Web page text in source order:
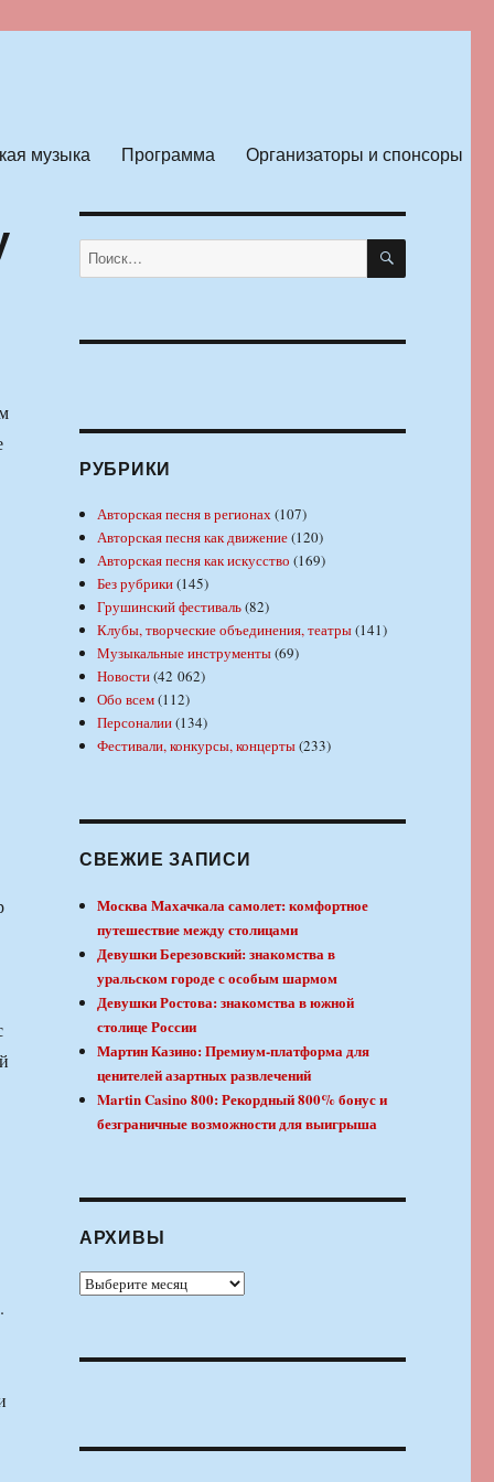
музыка Программа Организаторы и спонсоры
Искать: ПОИСК
РУБРИКИ
Авторская песня в регионах(107)
Авторская песня как движение(120)
Авторская песня как искусство (169)
Без рубрики(145)
Грушинский фестиваль(82)
Клубы, творческие объединения, театры(141)
Музыкальные инструменты(69)
Новости(42 062)
Обо всем(112)
Персоналии(134)
Фестивали, конкурсы, концерты(233)
СВЕЖИЕ ЗАПИСИ
Москва Махачкала самолет: комфортное
путешествие между столицами
Девушки Березовский: знакомства в
уральском городе с особым шармом
Девушки Ростова: знакомства в южной
столице России
Мартин Казино: Премиум-платформа для
ценителей азартных развлечений
Martin Casino 800: Рекордный 800% бонус и
безграничные возможности для выигрыша
АРХИВЫ
Архивы